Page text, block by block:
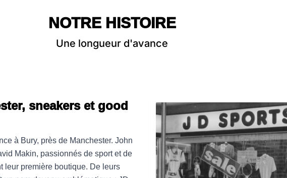
NOTRE HISTOIRE
Une longueur d'avance
sneakers et good
à Bury, près de Manchester. John
Makin, passionnés de sport et de
leur première boutique. De leurs